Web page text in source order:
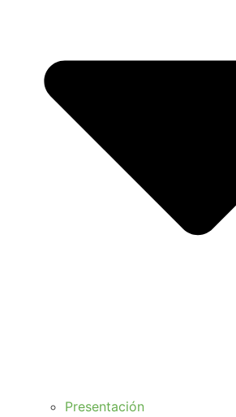
Presentación